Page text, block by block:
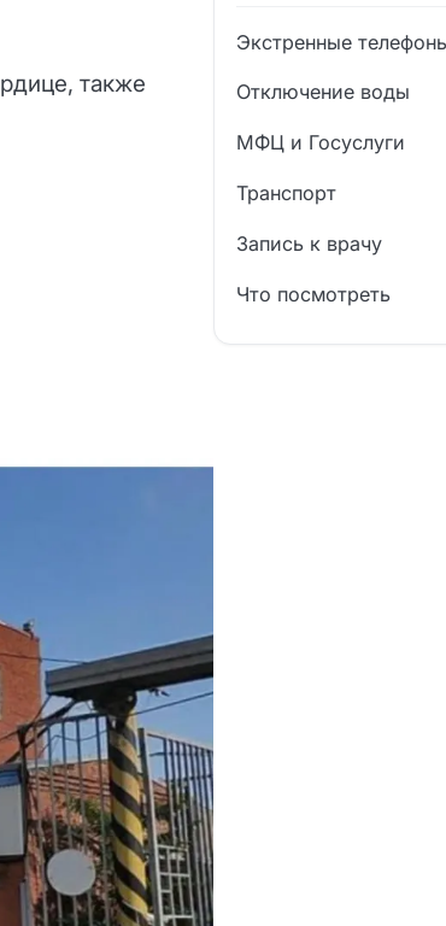
также
Экстренные
Отключение воды
МФЦ и Госуслуги
Транспорт
Запись к врачу
Что посмотреть